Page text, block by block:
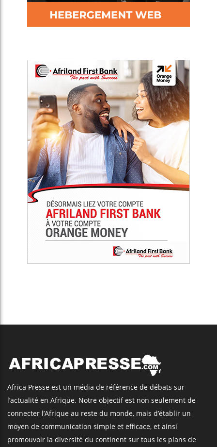
Africa Presse est un média de référence de débats sur
l’actualité en Afrique. Notre objectif est non seulement de
connecter l’Afrique au reste du monde, mais d’établir un
moyen de communication simple et efficace, et ainsi
promouvoir la diversité du continent sur tous les plans de